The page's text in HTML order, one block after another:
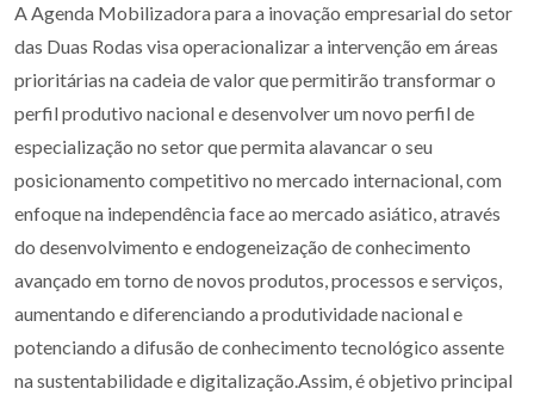
A Agenda Mobilizadora para a inovação empresarial do setor
das Duas Rodas visa operacionalizar a intervenção em áreas
prioritárias na cadeia de valor que permitirão transformar o
perfil produtivo nacional e desenvolver um novo perfil de
especialização no setor que permita alavancar o seu
posicionamento competitivo no mercado internacional, com
enfoque na independência face ao mercado asiático, através
do desenvolvimento e endogeneização de conhecimento
avançado em torno de novos produtos, processos e serviços,
aumentando e diferenciando a produtividade nacional e
potenciando a difusão de conhecimento tecnológico assente
na sustentabilidade e digitalização.Assim, é objetivo principal